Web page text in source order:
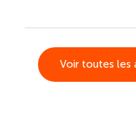
Voir toutes les